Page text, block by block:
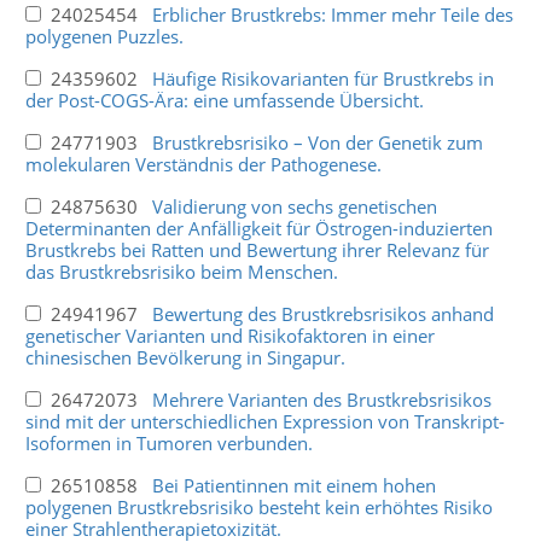
24025454 Erblicher Brustkrebs: Immer mehr Teile des
polygenen Puzzles.
24359602 Häufige Risikovarianten für Brustkrebs in
der Post-COGS-Ära: eine umfassende Übersicht.
24771903 Brustkrebsrisiko – Von der Genetik zum
molekularen Verständnis der Pathogenese.
24875630 Validierung von sechs genetischen
Determinanten der Anfälligkeit für Östrogen-induzierten
Brustkrebs bei Ratten und Bewertung ihrer Relevanz für
das Brustkrebsrisiko beim Menschen.
24941967 Bewertung des Brustkrebsrisikos anhand
genetischer Varianten und Risikofaktoren in einer
chinesischen Bevölkerung in Singapur.
26472073 Mehrere Varianten des Brustkrebsrisikos
sind mit der unterschiedlichen Expression von Transkript-
Isoformen in Tumoren verbunden.
26510858 Bei Patientinnen mit einem hohen
polygenen Brustkrebsrisiko besteht kein erhöhtes Risiko
einer Strahlentherapietoxizität.